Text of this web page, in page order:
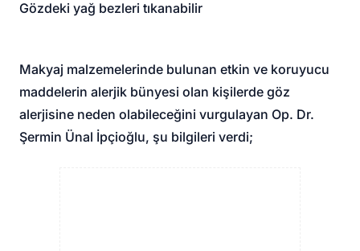
Gözdeki yağ bezleri tıkanabilir
Makyaj malzemelerinde bulunan etkin ve koruyucu
maddelerin alerjik bünyesi olan kişilerde göz
alerjisine neden olabileceğini vurgulayan Op. Dr.
Şermin Ünal İpçioğlu, şu bilgileri verdi;